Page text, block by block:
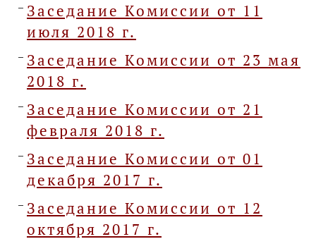
Заседание Комиссии от 11
июля 2018 г.
Заседание Комиссии от 23 мая
2018 г.
Заседание Комиссии от 21
февраля 2018 г.
Заседание Комиссии от 01
декабря 2017 г.
Заседание Комиссии от 12
октября 2017 г.